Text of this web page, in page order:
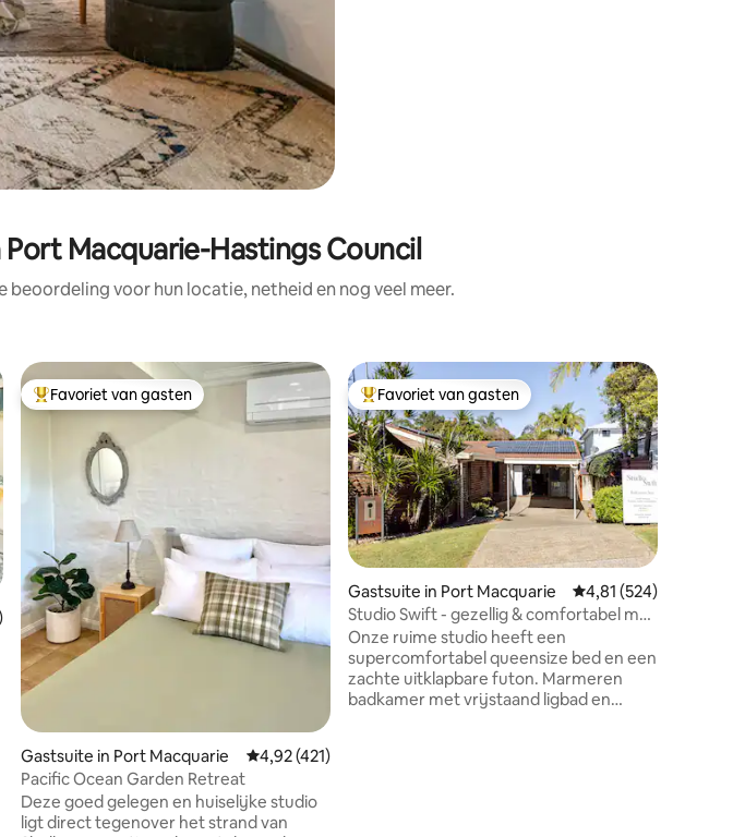
Macquarie-Hastings Council
beoordeling voor hun locatie, netheid en nog veel meer.
beoordeling van 4,98 uit 5, 139 recensies
Topfavoriet van gasten
Favoriet van gasten
Gastsuite in Port Macquarie Gemiddelde beoordeling van 4,92 uit 5, 421 recensies
4,92 (421)
Pacific Ocean Garden Retreat
Deze goed gelegen en huiselijke studio
ligt direct tegenover het strand van
Topfavoriet van gasten
Favoriet van gasten
Gastsuite in Port Macquarie Gemiddelde
4,81 (524)
Studio Swift - gezellig & comfortabel met
grote buitenruimte
Onze ruime studio heeft een
supercomfortabel queensize bed en een
zachte uitklapbare futon. Marmeren
badkamer met vrijstaand ligbad en